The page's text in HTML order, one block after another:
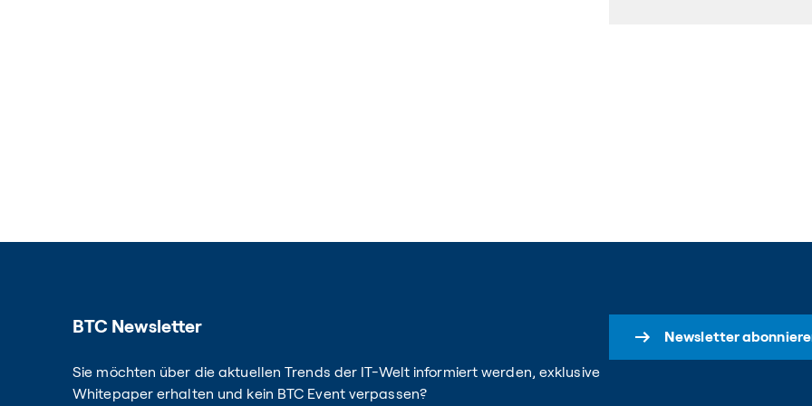
BTC Newsletter
Sie möchten über die aktuellen Trends der IT-Welt informiert werden, exklusive
Whitepaper erhalten und kein BTC Event verpassen?
Newsletter